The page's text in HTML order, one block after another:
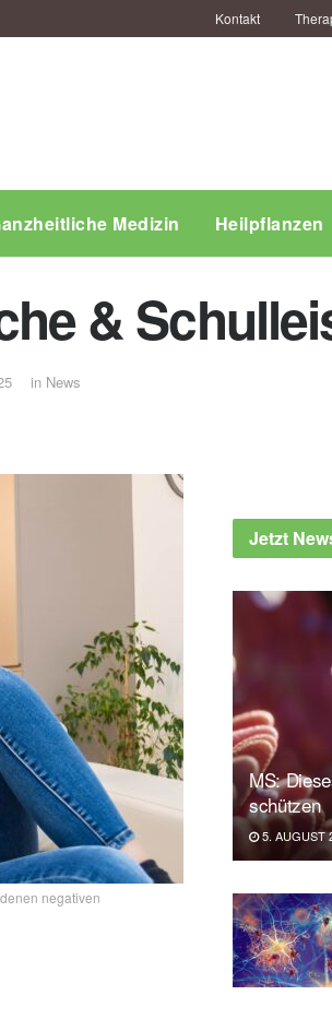
Kontakt
Medizin Heilpflanzen
&
in News
negativen
Jetzt
MS:
schützen
5. AUGUST